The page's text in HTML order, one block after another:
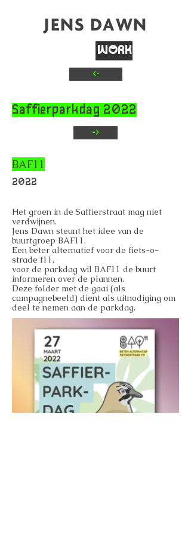
JENS DAWN
WORK
CONTACT
<-
Saffierparkdag 2022
->
BAF11
2022
Het groen in de Saffierstraat mag niet
verdwijnen.
Jens Dawn steunt het idee van de
buurtgroep BAF11.
Een beter alternatief voor de fiets-o-
strade f11,
voor de parkdag wil BAF11 de buurt
informeren over de plannen.
Deze folder met de gaai (als
campagnebeeld) dient als uitnodiging om
deel te nemen aan de parkdag.